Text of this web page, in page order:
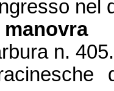
nel
n.